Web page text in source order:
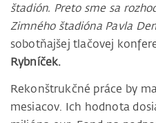
štadión. Preto sme sa
Zimného štadióna Pavla
sobotňajšej tlačovej
Rybníček.
Rekonštrukčné práce by
mesiacov. Ich hodnota